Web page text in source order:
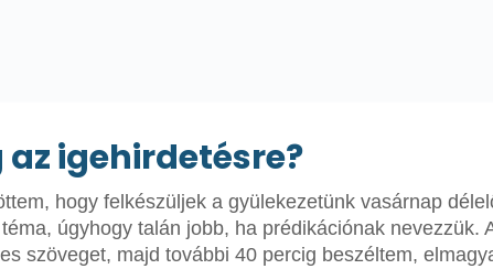
igehirdetésre?
hogy felkészüljek a gyülekezetünk vasárnap
úgyhogy talán jobb, ha prédikációnak nevezzük.
szöveget, majd további 40 percig beszéltem,